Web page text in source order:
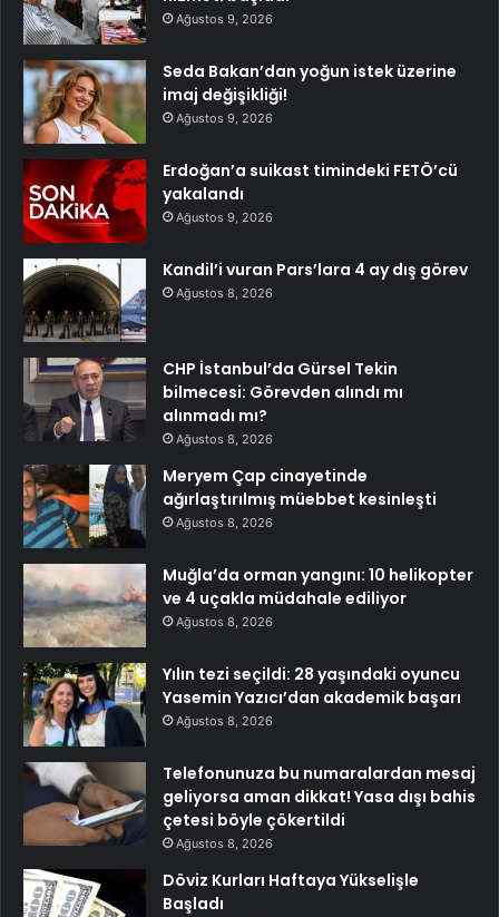
Ağustos 9, 2026
Seda Bakan’dan yoğun istek üzerine
imaj değişikliği!
Ağustos 9, 2026
Erdoğan’a suikast timindeki FETÖ’cü
yakalandı
Ağustos 9, 2026
Kandil’i vuran Pars’lara 4 ay dış görev
Ağustos 8, 2026
CHP İstanbul’da Gürsel Tekin
bilmecesi: Görevden alındı mı
alınmadı mı?
Ağustos 8, 2026
Meryem Çap cinayetinde
ağırlaştırılmış müebbet kesinleşti
Ağustos 8, 2026
Muğla’da orman yangını: 10 helikopter
ve 4 uçakla müdahale ediliyor
Ağustos 8, 2026
Yılın tezi seçildi: 28 yaşındaki oyuncu
Yasemin Yazıcı’dan akademik başarı
Ağustos 8, 2026
Telefonunuza bu numaralardan mesaj
geliyorsa aman dikkat! Yasa dışı bahis
çetesi böyle çökertildi
Ağustos 8, 2026
Döviz Kurları Haftaya Yükselişle
Başladı